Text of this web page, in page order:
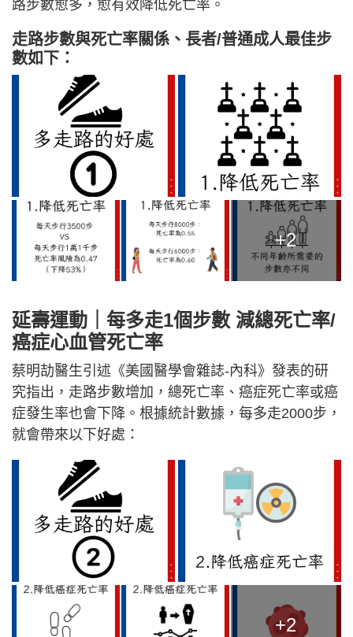
路步數愈多，愈有效降低死亡率。
走路步數與死亡率關係、長者/普通成人最佳步
數如下：
+2
延壽運動｜每多走1個步數 減總死亡率/
癌症心血管死亡率
蔡明劼醫生引述《美國醫學會雜誌-內科》發表的研
究指出，走路步數增加，總死亡率、癌症死亡率或癌
症發生率也會下降。根據統計數據，每多走2000步，
就會帶來以下好處：
+2